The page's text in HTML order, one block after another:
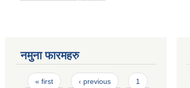
नमुना फारमहरु
Pages
« first ‹ previous 1